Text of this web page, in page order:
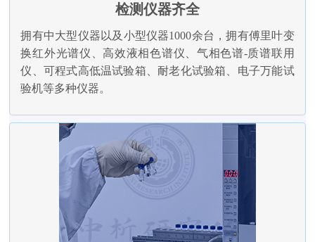
检测仪器齐全
拥有中大型仪器以及小型仪器1000余台，拥有傅里叶变
换红外光谱仪、高效液相色谱仪、气相色谱-质谱联用
仪、可程式高低温试验箱、耐老化试验箱、电子万能试
验机等多种仪器。